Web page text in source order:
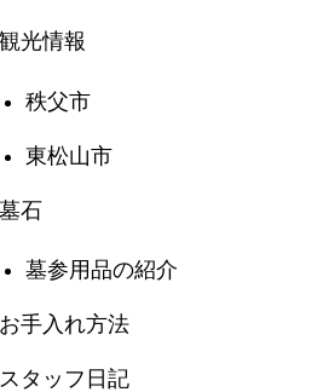
観光情報
秩父市
東松山市
墓石
墓参用品の紹介
お手入れ方法
スタッフ日記